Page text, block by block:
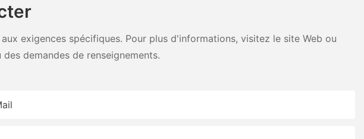
exigences spécifiques. Pour plus d'informations, visitez le site Web ou
demandes de renseignements.